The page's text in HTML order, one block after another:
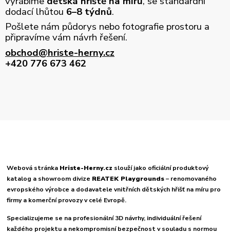
dodací lhůtou 6–8 týdnů.
Pošlete nám půdorys nebo fotografie prostoru a
připravíme vám návrh řešení.
obchod@hriste-herny.cz
+420 776 673 462
Webová stránka Hriste-Herny.cz slouží jako oficiální produktový
katalog a showroom divize REATEK Playgrounds– renomovaného
evropského výrobce a dodavatele vnitřních dětských hřišť na míru pro
firmy a komerční provozy v celé Evropě.
Specializujeme se na profesionální 3D návrhy, individuální řešení
každého projektu a nekompromisní bezpečnost v souladu s normou